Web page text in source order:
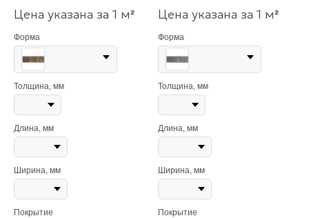
Цена указана за 1 м²
Форма
Толщина, мм
Длина, мм
Ширина, мм
Покрытие
Цена указана за 1 м²
Форма
Толщина, мм
Длина, мм
Ширина, мм
Покрытие